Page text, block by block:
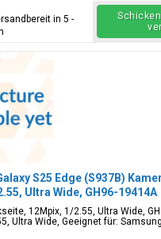
in 5 -
S25 Edge (S937B)
Ultra Wide, GH96-19414A
12Mpix, 1/2.55, Ultra Wide,
Ultra Wide, Geeignet für: